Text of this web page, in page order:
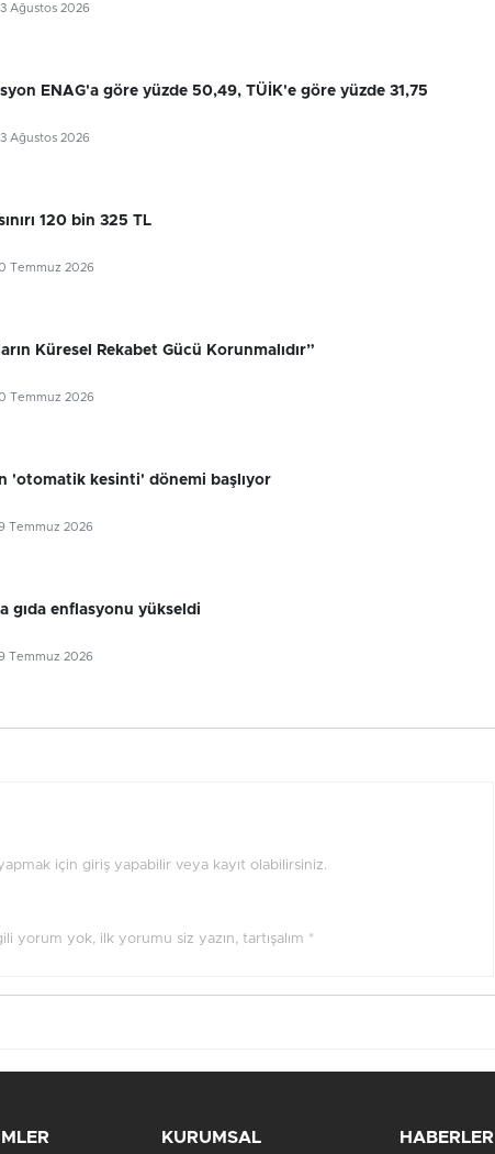
Ağustos 2026
ENAG'a göre yüzde 50,49, TÜİK'e göre yüzde 31,75
Ağustos 2026
120 bin 325 TL
Temmuz 2026
Küresel Rekabet Gücü Korunmalıdır”
Temmuz 2026
'otomatik kesinti' dönemi başlıyor
Temmuz 2026
gıda enflasyonu yükseldi
Temmuz 2026
için giriş yapabilir veya kayıt olabilirsiniz.
yorum yok, ilk yorumu siz yazın, tartışalım *
KURUMSAL HABERLER